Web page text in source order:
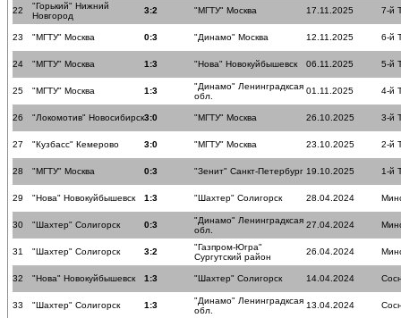
22
"Горький" Нижний
Новгород
3:2 "МГТУ" Москва 17.11.2025 7-й
23 "МГТУ" Москва 0:3 "Динамо" Москва 12.11.2025 6-й
24 "МГТУ" Москва 1:3 "Нова" Новокуйбышевск 06.11.2025 5-й
25 "МГТУ" Москва 1:3
"Динамо" Ленинградксая
обл.
01.11.2025 4-й
26 "Локомотив" Новосибирск3:0 "МГТУ" Москва 26.10.2025 3-й
27 "Кузбасс" Кемерово 3:0 "МГТУ" Москва 23.10.2025 2-й
28 "МГТУ" Москва 0:3 "Зенит" Санкт-Петербург 19.10.2025 1-й
29 "Нова" Новокуйбышевск 1:3 "Шахтер" Солигорск 28.04.2024
30 "Шахтер" Солигорск 0:3
"Динамо" Ленинградксая
обл.
27.04.2024
31 "Шахтер" Солигорск 3:2
"Газпром-Югра"
Сургутский район
26.04.2024
32 "Нова" Новокуйбышевск 1:3 "Шахтер" Солигорск 14.04.2024
33 "Шахтер" Солигорск 1:3
"Динамо" Ленинградксая
обл.
13.04.2024